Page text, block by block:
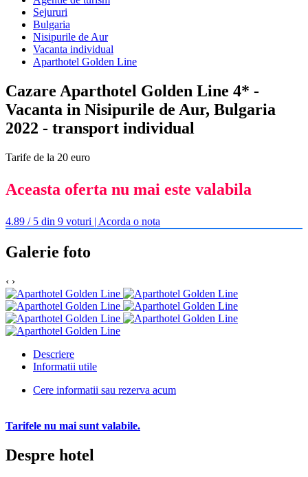
Sejururi
Bulgaria
Nisipurile de Aur
Vacanta individual
Aparthotel Golden Line
Cazare Aparthotel Golden Line 4* -
Vacanta in Nisipurile de Aur, Bulgaria
2022 - transport individual
Tarife de la 20 euro
Aceasta oferta nu mai este valabila
4.89 / 5 din 9 voturi | Acorda o nota
Galerie foto
‹ ›
Descriere
Informatii utile
Cere informatii sau rezerva acum
Tarifele nu mai sunt valabile.
Despre hotel